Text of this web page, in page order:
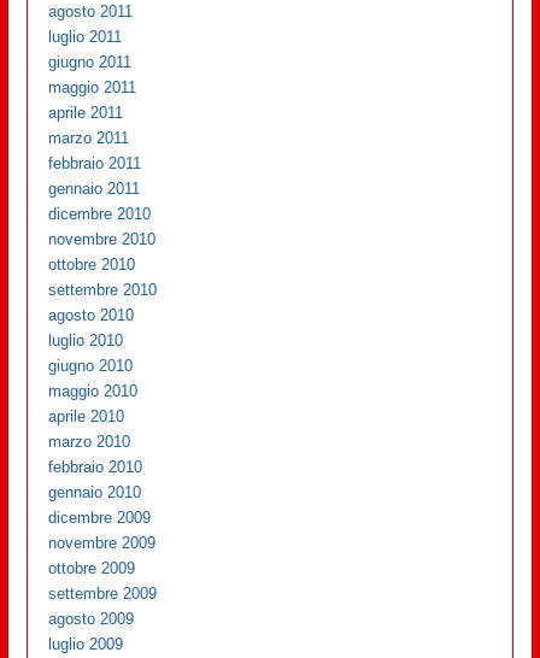
agosto 2011
luglio 2011
giugno 2011
maggio 2011
aprile 2011
marzo 2011
febbraio 2011
gennaio 2011
dicembre 2010
novembre 2010
ottobre 2010
settembre 2010
agosto 2010
luglio 2010
giugno 2010
maggio 2010
aprile 2010
marzo 2010
febbraio 2010
gennaio 2010
dicembre 2009
novembre 2009
ottobre 2009
settembre 2009
agosto 2009
luglio 2009